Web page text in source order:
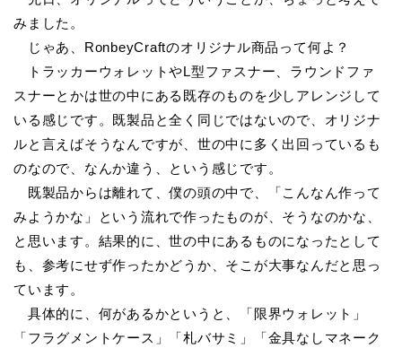
みました。
じゃあ、RonbeyCraftのオリジナル商品って何よ？
トラッカーウォレットやL型ファスナー、ラウンドファ
スナーとかは世の中にある既存のものを少しアレンジして
いる感じです。既製品と全く同じではないので、オリジナ
ルと言えばそうなんですが、世の中に多く出回っているも
のなので、なんか違う、という感じです。
既製品からは離れて、僕の頭の中で、「こんなん作って
みようかな」という流れで作ったものが、そうなのかな、
と思います。結果的に、世の中にあるものになったとして
も、参考にせず作ったかどうか、そこが大事なんだと思っ
ています。
具体的に、何があるかというと、「限界ウォレット」
「フラグメントケース」「札バサミ」「金具なしマネーク